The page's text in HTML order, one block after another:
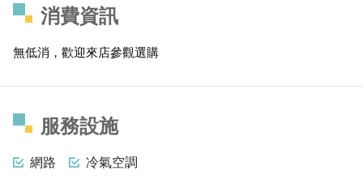
消費資訊
無低消，歡迎來店參觀選購
服務設施
網路 冷氣空調